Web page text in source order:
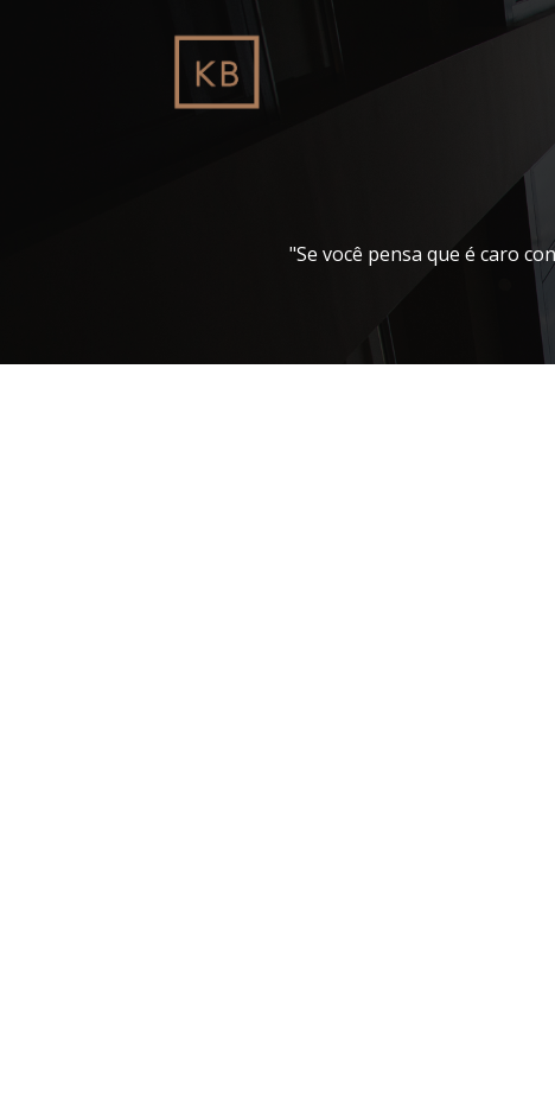
"Se você pensa que é caro